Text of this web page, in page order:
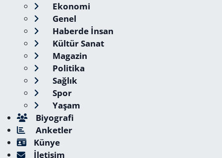
Ekonomi
Genel
Haberde İnsan
Kültür Sanat
Magazin
Politika
Sağlık
Spor
Yaşam
Biyografi
Anketler
Künye
İletişim